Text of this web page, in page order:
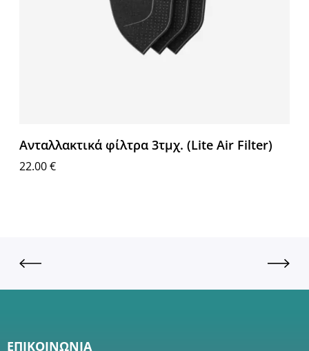
Ανταλλακτικά φίλτρα 3τμχ. (Lite Air Filter)
22.00€
ΕΠΙΚΟΙΝΩΝΙΑ